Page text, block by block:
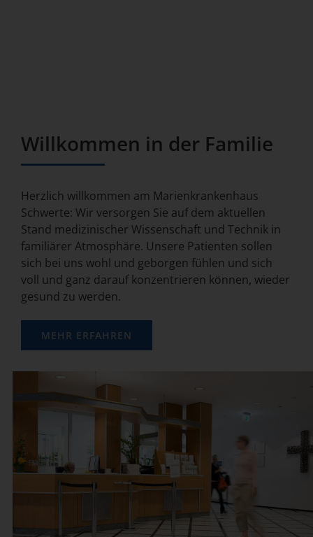
Willkommen in der Familie
Herzlich willkommen am Marienkrankenhaus
Schwerte: Wir versorgen Sie auf dem aktuellen
Stand medizinischer Wissenschaft und Technik in
familiärer Atmosphäre. Unsere Patienten sollen
sich bei uns wohl und geborgen fühlen und sich
voll und ganz darauf konzentrieren können, wieder
gesund zu werden.
MEHR ERFAHREN